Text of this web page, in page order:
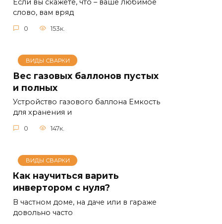
Если вы скажете, что – ваше любимое
слово, вам вряд
0 153к.
ВИДЫ СВАРКИ
Вес газовых баллонов пустых
и полных
Устройство газового баллона Емкость
для хранения и
0 147к.
ВИДЫ СВАРКИ
Как научиться варить
инвертором с нуля?
В частном доме, на даче или в гараже
довольно часто